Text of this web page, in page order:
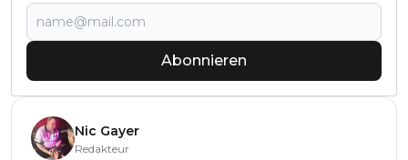
Abonnieren
Nic Gayer
Redakteur